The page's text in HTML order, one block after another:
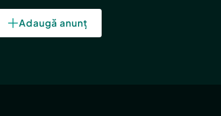
Adaugă anunț